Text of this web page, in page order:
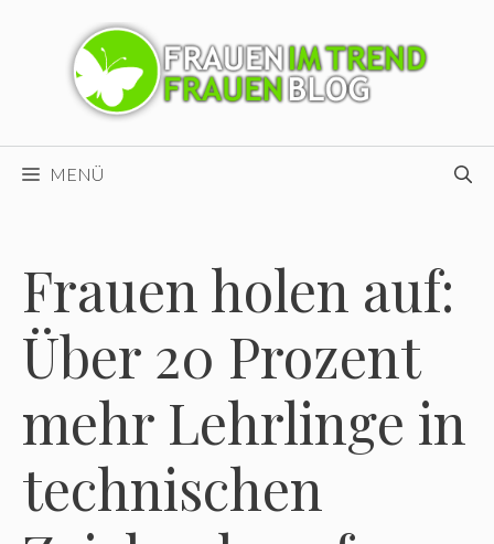
MENÜ
Frauen holen auf:
Über 20 Prozent
mehr Lehrlinge in
technischen